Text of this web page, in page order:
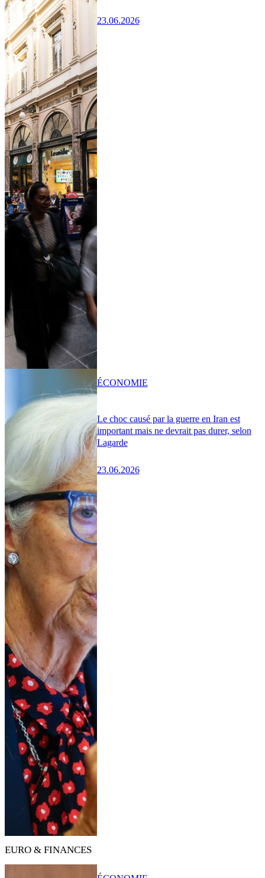
23.06.2026
Le choc causé par la guerre en Iran est
important mais ne devrait pas durer, selon
Lagarde
23.06.2026
ÉCONOMIE
EURO & FINANCES